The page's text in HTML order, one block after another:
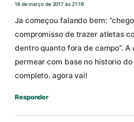
16 de março de 2017 às 21:19
Ja começou falando bem:
compromisso de trazer atletas
dentro quanto fora de campo”.
permear com base no historio
completo. agora vai!
Responder